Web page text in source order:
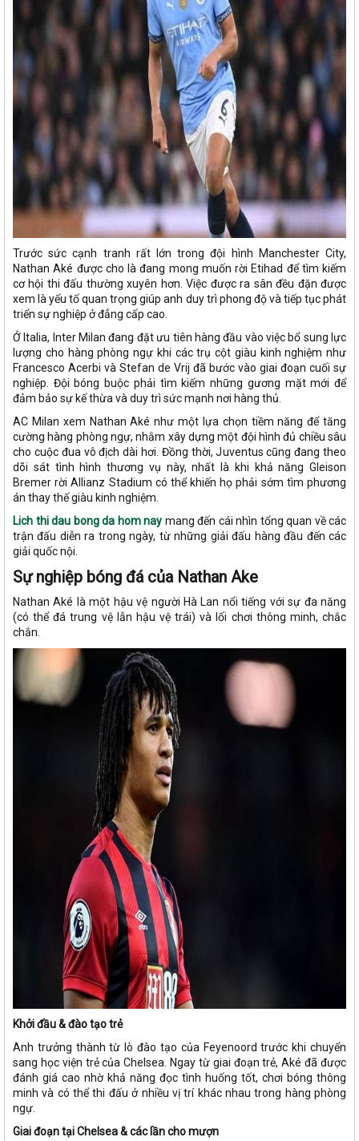
Trước sức cạnh tranh rất lớn trong đội hình Manchester City,
Nathan Aké được cho là đang mong muốn rời Etihad để tìm kiếm
cơ hội thi đấu thường xuyên hơn. Việc được ra sân đều đặn được
xem là yếu tố quan trọng giúp anh duy trì phong độ và tiếp tục phát
triển sự nghiệp ở đẳng cấp cao.
Ở Italia, Inter Milan đang đặt ưu tiên hàng đầu vào việc bổ sung lực
lượng cho hàng phòng ngự khi các trụ cột giàu kinh nghiệm như
Francesco Acerbi và Stefan de Vrij đã bước vào giai đoạn cuối sự
nghiệp. Đội bóng buộc phải tìm kiếm những gương mặt mới để
đảm bảo sự kế thừa và duy trì sức mạnh nơi hàng thủ.
AC Milan xem Nathan Aké như một lựa chọn tiềm năng để tăng
cường hàng phòng ngự, nhằm xây dựng một đội hình đủ chiều sâu
cho cuộc đua vô địch dài hơi. Đồng thời, Juventus cũng đang theo
dõi sát tình hình thương vụ này, nhất là khi khả năng Gleison
Bremer rời Allianz Stadium có thể khiến họ phải sớm tìm phương
án thay thế giàu kinh nghiệm.
Lich thidau bongda hom nay mang đến cái nhìn tổng quan về các
trận đấu diễn ra trong ngày, từ những giải đấu hàng đầu đến các
giải quốc nội.
Sự nghiệp bóng đá của Nathan Ake
Nathan Aké là một hậu vệ người Hà Lan nổi tiếng với sự đa năng
(có thể đá trung vệ lẫn hậu vệ trái) và lối chơi thông minh, chắc
chắn.
Khởi đầu & đào tạo trẻ
Anh trưởng thành từ lò đào tạo của Feyenoord trước khi chuyển
sang học viện trẻ của Chelsea. Ngay từ giai đoạn trẻ, Aké đã được
đánh giá cao nhờ khả năng đọc tình huống tốt, chơi bóng thông
minh và có thể thi đấu ở nhiều vị trí khác nhau trong hàng phòng
ngự.
Giai đoạn tại Chelsea & các lần cho mượn